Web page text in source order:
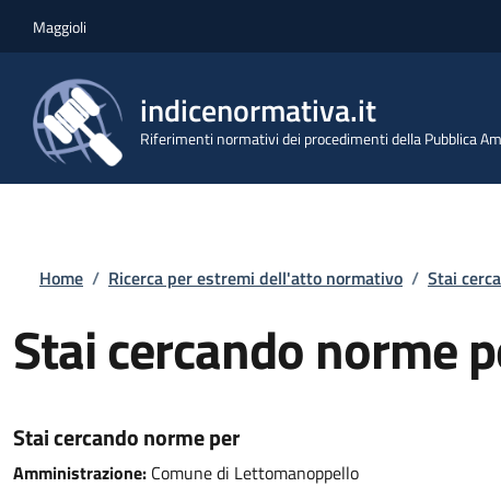
Maggioli
indicenormativa.it
Riferimenti normativi dei procedimenti della Pubblica
Briciole di pane
Home / Ricerca per estremi dell'atto normativo / Stai
Stai cercando norme
Stai cercando norme per
Amministrazione: Comune di Lettomanoppello